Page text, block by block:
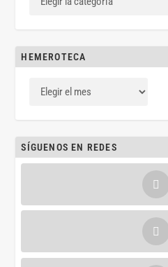
HEMEROTECA
SÍGUENOS EN REDES